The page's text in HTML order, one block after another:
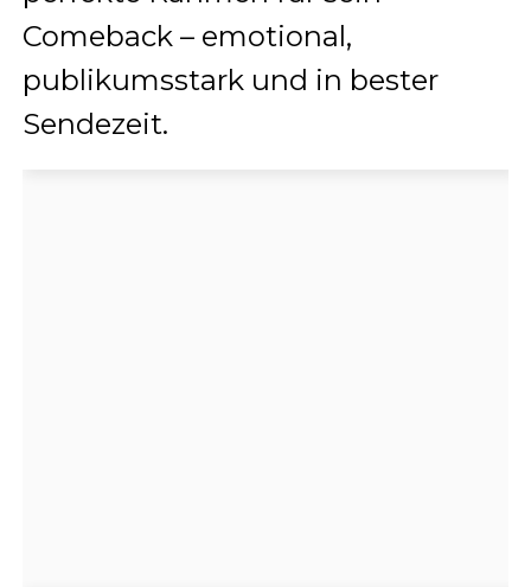
Comeback – emotional,
publikumsstark und in bester
Sendezeit.